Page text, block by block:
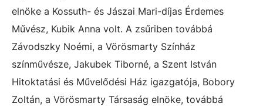
elnöke a Kossuth- és Jászai Mari-díjas Érdemes
Művész, Kubik Anna volt. A zsűriben továbbá
Závodszky Noémi, a Vörösmarty Színház
színművésze, Jakubek Tiborné, a Szent István
Hitoktatási és Művelődési Ház igazgatója, Bobory
Zoltán, a Vörösmarty Társaság elnöke, továbbá